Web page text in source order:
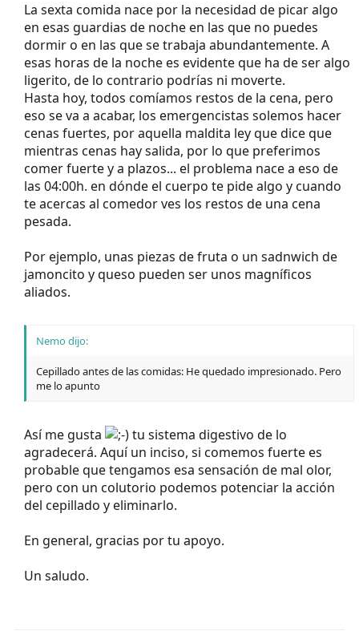
La sexta comida nace por la necesidad de picar algo
en esas guardias de noche en las que no puedes
dormir o en las que se trabaja abundantemente. A
esas horas de la noche es evidente que ha de ser algo
ligerito, de lo contrario podrías ni moverte.
Hasta hoy, todos comíamos restos de la cena, pero
eso se va a acabar, los emergencistas solemos hacer
cenas fuertes, por aquella maldita ley que dice que
mientras cenas hay salida, por lo que preferimos
comer fuerte y a plazos... el problema nace a eso de
las 04:00h. en dónde el cuerpo te pide algo y cuando
te acercas al comedor ves los restos de una cena
pesada.
Por ejemplo, unas piezas de fruta o un sadnwich de
jamoncito y queso pueden ser unos magníficos
aliados.
Nemo dijo:
Cepillado antes de las comidas: He quedado impresionado. Pero
me lo apunto
Así me gusta
tu sistema digestivo de lo
agradecerá. Aquí un inciso, si comemos fuerte es
probable que tengamos esa sensación de mal olor,
pero con un colutorio podemos potenciar la acción
del cepillado y eliminarlo.
En general, gracias por tu apoyo.
Un saludo.